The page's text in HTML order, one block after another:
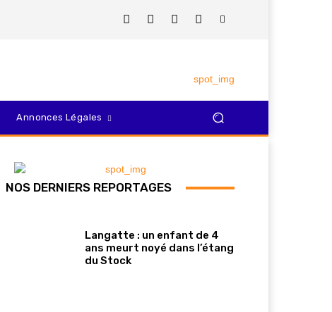
Annonces Légales
NOS DERNIERS REPORTAGES
Langatte : un enfant de 4
ans meurt noyé dans l’étang
du Stock